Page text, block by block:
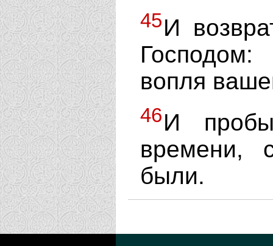
45И
вопля
46И
времени,
были.